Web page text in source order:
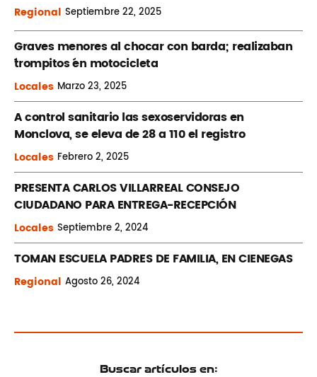
Regional Septiembre22, 2025
Graves menores al chocar con barda; realizaban
´trompitos ´en motocicleta
Locales Marzo23, 2025
A control sanitario las sexoservidoras en
Monclova, se eleva de 28 a 110 el registro
Locales Febrero2, 2025
PRESENTA CARLOS VILLARREAL CONSEJO
CIUDADANO PARA ENTREGA-RECEPCIÓN
Locales Septiembre2, 2024
TOMAN ESCUELA PADRES DE FAMILIA, EN CIENEGAS
Regional Agosto26, 2024
Buscar artículos en: